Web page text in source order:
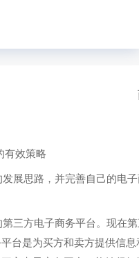
有效策略
展思路，并完善自己的电
三方电子商务平台。现在
台是为买方和卖方提供信